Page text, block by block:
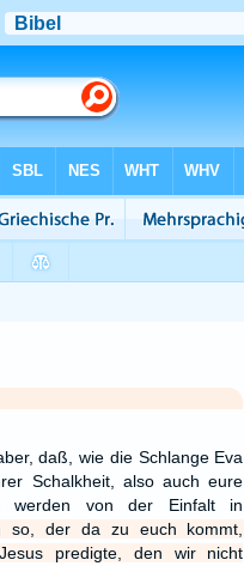
daß, wie die Schlange Eva
Schalkheit, also auch eure
werden von der Einfalt in
so, der da zu euch kommt,
predigte, den wir nicht